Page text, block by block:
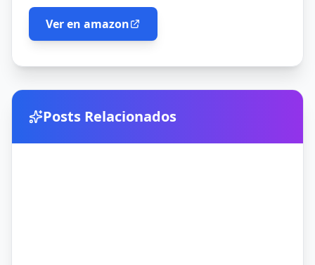
Ver en amazon
Posts Relacionados